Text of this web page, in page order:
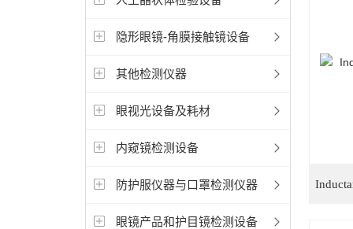
隐形眼镜-角膜接触镜设备
其他检测仪器
眼视光设备及耗材
内窥镜检测设备
防护服仪器与口罩检测仪器
眼镜产品和护目镜检测设备